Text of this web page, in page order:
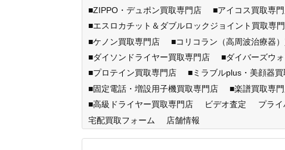
■ZIPPO・デュポン買取専門店
■アイコス買取専
■エスロカチット＆ダブルロックジョイント買取専
■ケノン買取専門店
■コリコラン（高周波治療器
■ダイソンドライヤー買取専門店
■ダイバーズウ
■プロテイン買取専門店
■ミラブルplus・美顔器
■固定電話・増設用子機買取専門店
■楽譜買取専
■高級ドライヤー買取専門店
ビデオ査定 プラ
宅配買取フォーム
店舗情報